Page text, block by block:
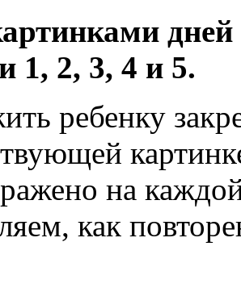
1, 2, 3, 4 и 5.
ребенку
на
как